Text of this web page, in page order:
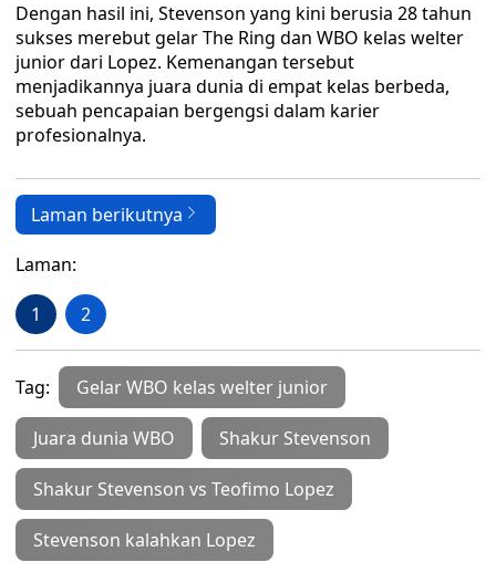
Dengan hasil ini, Stevenson yang kini berusia 28 tahun
sukses merebut gelar The Ring dan WBO kelas welter
junior dari Lopez. Kemenangan tersebut
menjadikannya juara dunia di empat kelas berbeda,
sebuah pencapaian bergengsi dalam karier
profesionalnya.
Laman berikutnya
Laman:
1 2
Tag: Gelar WBO kelas welter junior
Juara dunia WBO Shakur Stevenson
Shakur Stevenson vs Teofimo Lopez
Stevenson kalahkan Lopez